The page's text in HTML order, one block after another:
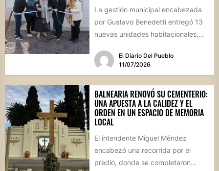
La gestión municipal encabezada
por Gustavo Benedetti entregó 13
nuevas unidades habitacionales,
transformado en...
El Diario Del Pueblo
11/07/2026
BALNEARIA RENOVÓ SU CEMENTERIO:
UNA APUESTA A LA CALIDEZ Y EL
ORDEN EN UN ESPACIO DE MEMORIA
LOCAL
El intendente Miguel Méndez
encabezó una recorrida por el
predio, donde se completaron